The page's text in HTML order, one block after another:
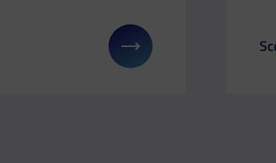
conta
ad avere maggiori dettagli su: Due giorniIl